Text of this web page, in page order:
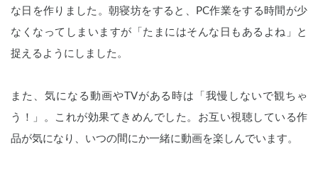
な日を作りました。朝寝坊をすると、PC作業をする時間が少
なくなってしまいますが「たまにはそんな日もあるよね」と
捉えるようにしました。
また、気になる動画やTVがある時は「我慢しないで観ちゃ
う！」。これが効果てきめんでした。お互い視聴している作
品が気になり、いつの間にか一緒に動画を楽しんでいます。